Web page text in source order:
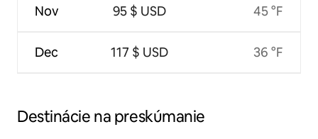
Nov
Dec
95 $ USD
117 $ USD
45 °F
36 °F
Destinácie na preskúmanie